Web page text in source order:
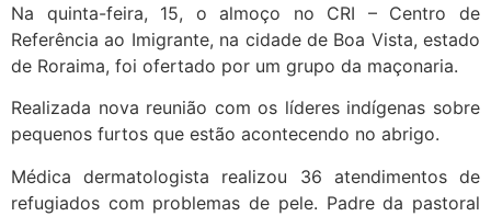
Na quinta-feira, 15, o almoço no CRI – Centro de
Referência ao Imigrante, na cidade de Boa Vista, estado
de Roraima, foi ofertado por um grupo da maçonaria.
Realizada nova reunião com os líderes indígenas sobre
pequenos furtos que estão acontecendo no abrigo.
Médica dermatologista realizou 36 atendimentos de
refugiados com problemas de pele. Padre da pastoral